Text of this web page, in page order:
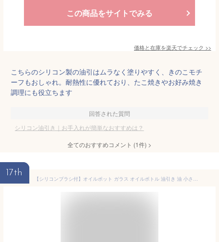
この商品をサイトでみる
価格と在庫を楽天でチェック >>
こちらのシリコン製の油引はムラなく塗りやすく、きのこモチ
ーフもおしゃれ。耐熱性に優れており、たこ焼きやお好み焼き
調理にも役立ちます
回答された質問
シリコン油引き｜お手入れが簡単なおすすめは？
全てのおすすめコメント (1件) >
17th
【シリコンブラシ付】オイルポット ガラス オイルボトル 油引き 油 小さい 液だれしない ミニオイルポット 送料無料 おしゃれ キッチン プレゼント バーベキュー BBQ ホットプレート たこ焼き たこパ 鉄板焼き フライパン グリル 時短 小分け